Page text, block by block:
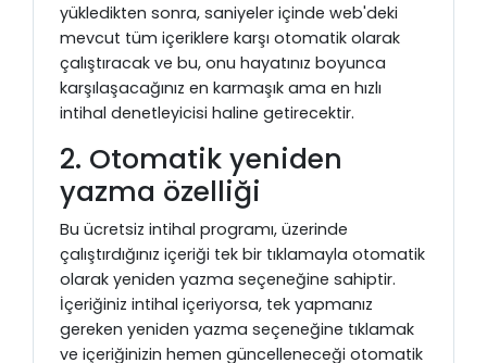
yükledikten sonra, saniyeler içinde web'deki
mevcut tüm içeriklere karşı otomatik olarak
çalıştıracak ve bu, onu hayatınız boyunca
karşılaşacağınız en karmaşık ama en hızlı
intihal denetleyicisi haline getirecektir.
2. Otomatik yeniden
yazma özelliği
Bu ücretsiz intihal programı, üzerinde
çalıştırdığınız içeriği tek bir tıklamayla otomatik
olarak yeniden yazma seçeneğine sahiptir.
İçeriğiniz intihal içeriyorsa, tek yapmanız
gereken yeniden yazma seçeneğine tıklamak
ve içeriğinizin hemen güncelleneceği otomatik